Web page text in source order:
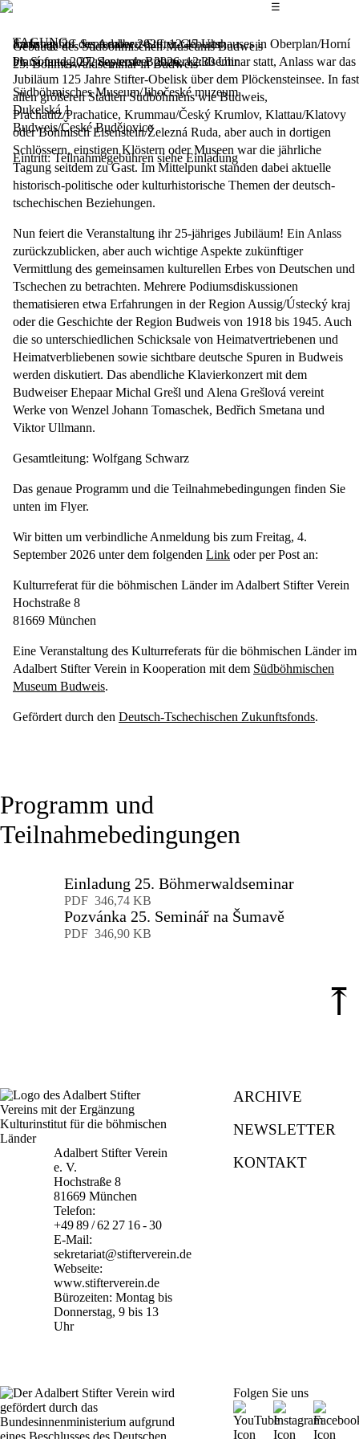
Das
☰
TAGUNG
25. Böhmerwaldseminar in Budweis
Gebäude des Südböhmischen Museums Budweis
Im Innenhof des Adalbert-Stifter-Geburtshauses in Oberplan/Horní
Planá fand 2002 das erste Böhmerwaldseminar statt, Anlass war das
Jubiläum 125 Jahre Stifter-Obelisk über dem Plöckensteinsee. In fast
allen größeren Städten Südböhmens wie Budweis,
Prachatitz/Prachatice, Krummau/Český Krumlov, Klattau/Klatovy
oder Böhmisch Eisenstein/Železná Ruda, aber auch in dortigen
Schlössern, einstigen Klöstern oder Museen war die jährliche
Tagung seitdem zu Gast. Im Mittelpunkt standen dabei aktuelle
historisch-politische oder kulturhistorische Themen der deutsch-
tschechischen Beziehungen.
Nun feiert die Veranstaltung ihr 25-jähriges Jubiläum! Ein Anlass
zurückzublicken, aber auch wichtige Aspekte zukünftiger
Vermittlung des gemeinsamen kulturellen Erbes von Deutschen und
Tschechen zu betrachten. Mehrere Podiumsdiskussionen
thematisieren etwa Erfahrungen in der Region Aussig/Ústecký kraj
oder die Geschichte der Region Budweis von 1918 bis 1945. Auch
die so unterschiedlichen Schicksale von Heimatvertriebenen und
Heimatverbliebenen sowie sichtbare deutsche Spuren in Budweis
werden diskutiert. Das abendliche Klavierkonzert mit dem
Budweiser EhepaarMichal Grešl und Alena Grešlová vereint
Werke von Wenzel Johann Tomaschek, Bedřich Smetana und
Viktor Ullmann.
Gesamtleitung: Wolfgang Schwarz
Das genaue Programm und die Teilnahmebedingungen finden Sie
unten im Flyer.
Wir bitten um verbindliche Anmeldung bis zum Freitag, 4.
September 2026 unter dem folgenden Link oder per Post an:
Kulturreferat für die böhmischen Länder im Adalbert Stifter Verein
Hochstraße 8
81669 München
Eine Veranstaltung des Kulturreferats für die böhmischen Länder im
Adalbert Stifter Verein in Kooperation mit dem Südböhmischen
Museum Budweis.
Gefördert durch den Deutsch-Tschechischen Zukunftsfonds.
Samstag, 26. September 2026, 12:45 Uhr
bisSonntag, 27. September 2026, 12:30 Uhr
Südböhmisches Museum/Jihočeské muzeum
Dukelská 1
Budweis/České Budějovice
Eintritt: Teilnahmegebühren siehe Einladung
Programm und
Teilnahmebedingungen
Einladung 25. Böhmerwaldseminar
PDF 346,74 KB
Pozvánka 25. Seminář na Šumavě
PDF 346,90 KB
⤒
Adalbert Stifter Verein
e. V.
Hochstraße 8
81669 München
Telefon:
+49 89 / 62 27 16 - 30
E-Mail:
sekretariat@stifterverein.de
Webseite:
www.stifterverein.de
Bürozeiten: Montag bis
Donnerstag, 9 bis 13
Uhr
ARCHIVE
NEWSLETTER
KONTAKT
Folgen Sie uns